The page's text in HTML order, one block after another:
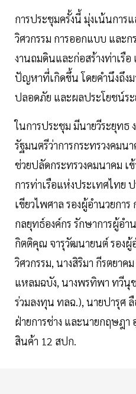
การประชุมครั้งนี้ มุ่งเน้นการ
วิศวกรรม การออกแบบ และ
งานถมดินและก่อสร้างท่าเรื
ปัญหาที่เกิดขึ้น โดยคำนึงถึงม
ปลอดภัย และผลประโยชน์ระ
ในการประชุม มีนายวีระยุทธ
รัฐมนตรีว่าการกระทรวงคม
ช่วยปลัดกระทรวงคมนาคม เ
การท่าเรือแห่งประเทศไทย
เขียวไพศาล รองผู้อำนวยกา
กลยุทธ์องค์กร รักษาการผู้อำ
กิตติคุณ จารุวัฒนายนต์ รองผู้
วิศวกรรม, นางสิริมา กีรตยาค
แหลมฉบัง, นางพรทิพา ทวีนุ
ร่วมลงทุน ทลฉ.), นายปารุศ
ฝ่ายการช่าง และนายกฤษฎ
สินค้า 12 สปก.